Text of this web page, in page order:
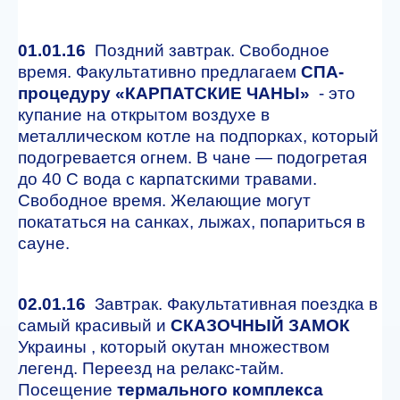
01.01.16 Поздний завтрак. Свободное
время. Факультативно предлагаем СПА-
процедуру «КАРПАТСКИЕ ЧАНЫ» - это
купание на открытом воздухе в
металлическом котле на подпорках, который
подогревается огнем. В чане — подогретая
до 40 С вода с карпатскими травами.
Свободное время. Желающие могут
покататься на санках, лыжах, попариться в
сауне.
02.01.16 Завтрак. Факультативная поездка в
самый красивый и СКАЗОЧНЫЙ ЗАМОК
Украины , который окутан множеством
легенд. Переезд на релакс-тайм.
Посещение термального комплекса